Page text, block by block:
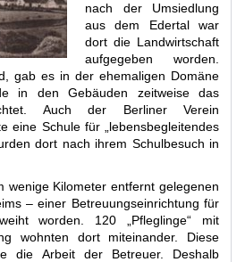
nach der Umsiedlung
aus dem Edertal war
dort die Landwirtschaft
aufgegeben worden.
gab es in der ehemaligen Domäne
in den Gebäuden zeitweise das
Auch der Berliner Verein
eine Schule für „lebensbegleitendes
dort nach ihrem Schulbesuch in
Kilometer entfernt gelegenen
– einer Betreuungseinrichtung für
worden. 120 „Pfleglinge“ mit
wohnten dort miteinander. Diese
die Arbeit der Betreuer. Deshalb